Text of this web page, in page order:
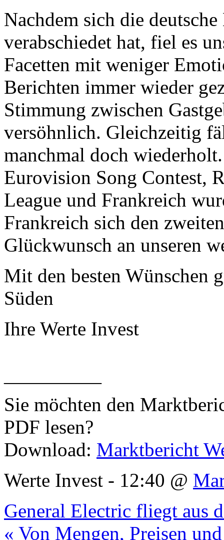
Nachdem sich die
verabschiedet hat, fiel es
Facetten mit weniger
Berichten immer wieder
Stimmung zwischen
versöhnlich. Gleichzeitig
manchmal doch
Eurovision Song Contest,
League und Frankreich
Frankreich sich den
Glückwunsch an unseren
Mit den besten Wünschen
Süden
Ihre Werte Invest
—————
Sie möchten den
PDF lesen?
Download: Marktbericht
Werte Invest - 12:40 @
General Electric fliegt aus
« Von Mengen, Preisen